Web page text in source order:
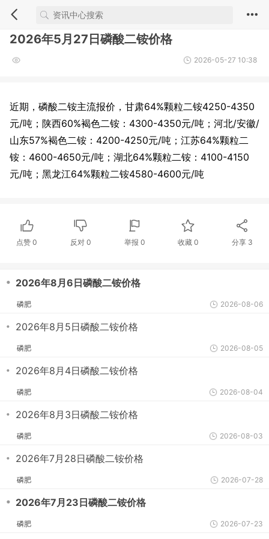
2026年5月27日磷酸二铵价格
2026-05-27 10:38
近期，磷酸二铵主流报价，甘肃64%颗粒二铵4250-4350
元/吨；陕西60%褐色二铵：4300-4350元/吨；河北/安徽/
山东57%褐色二铵：4200-4250元/吨；江苏64%颗粒二
铵：4600-4650元/吨；湖北64%颗粒二铵：4100-4150
元/吨；黑龙江64%颗粒二铵4580-4600元/吨
点赞0 反对 0 举报 0 收藏 0 分享 3
・ 2026年8月6日磷酸二铵价格
磷肥 2026-08-06
・ 2026年8月5日磷酸二铵价格
磷肥 2026-08-05
・ 2026年8月4日磷酸二铵价格
磷肥 2026-08-04
・ 2026年8月3日磷酸二铵价格
磷肥 2026-08-03
・ 2026年7月28日磷酸二铵价格
磷肥 2026-07-28
・ 2026年7月23日磷酸二铵价格
磷肥 2026-07-23